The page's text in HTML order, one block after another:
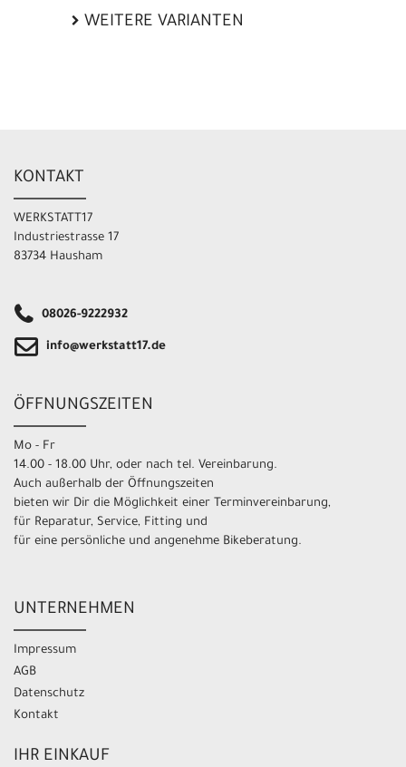
WEITERE VARIANTEN
KONTAKT
WERKSTATT17
Industriestrasse 17
83734 Hausham
08026-9222932
info@werkstatt17.de
ÖFFNUNGSZEITEN
Mo - Fr
14.00 - 18.00 Uhr, oder nach tel. Vereinbarung.
Auch außerhalb der Öffnungszeiten
bieten wir Dir die Möglichkeit einer Terminvereinbarung,
für Reparatur, Service, Fitting und
für eine persönliche und angenehme Bikeberatung.
UNTERNEHMEN
Impressum
AGB
Datenschutz
Kontakt
IHR EINKAUF